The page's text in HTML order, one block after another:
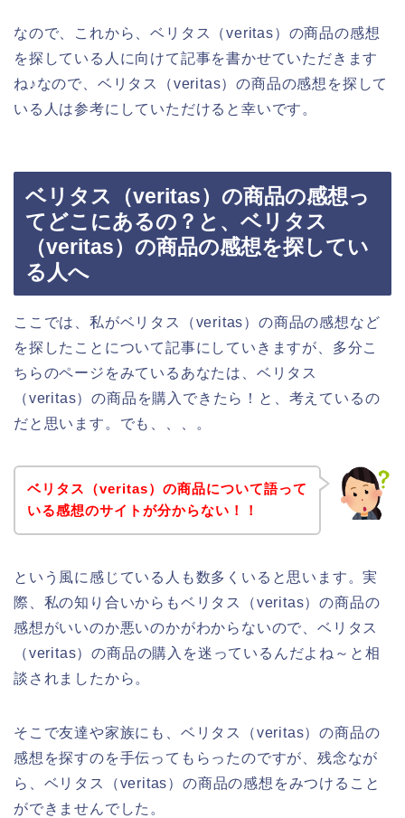
なので、これから、ベリタス（veritas）の商品の感想
を探している人に向けて記事を書かせていただきます
ね♪なので、ベリタス（veritas）の商品の感想を探して
いる人は参考にしていただけると幸いです。
ベリタス（veritas）の商品の感想っ
てどこにあるの？と、ベリタス
（veritas）の商品の感想を探してい
る人へ
ここでは、私がベリタス（veritas）の商品の感想など
を探したことについて記事にしていきますが、多分こ
ちらのページをみているあなたは、ベリタス
（veritas）の商品を購入できたら！と、考えているの
だと思います。でも、、、。
ベリタス（veritas）の商品について語って
いる感想のサイトが分からない！！
という風に感じている人も数多くいると思います。実
際、私の知り合いからもベリタス（veritas）の商品の
感想がいいのか悪いのかがわからないので、ベリタス
（veritas）の商品の購入を迷っているんだよね～と相
談されましたから。
そこで友達や家族にも、ベリタス（veritas）の商品の
感想を探すのを手伝ってもらったのですが、残念なが
ら、ベリタス（veritas）の商品の感想をみつけること
ができませんでした。